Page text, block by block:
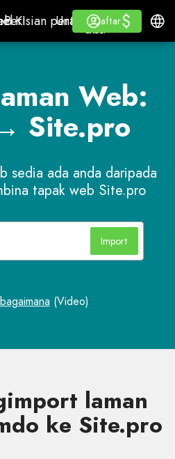
KI
KI
Perisian perakaunan
Perisian perakaunan
Untuk ResellerLabel
Untuk Reseller
LABEL PUTIH
Belajar
Belajar
Daftar
Daftar
Log masuk
$
$
Web:
Site.pro
sedia ada anda daripada
tapak web Site.pro
Import
(Video)
laman
ke Site.pro